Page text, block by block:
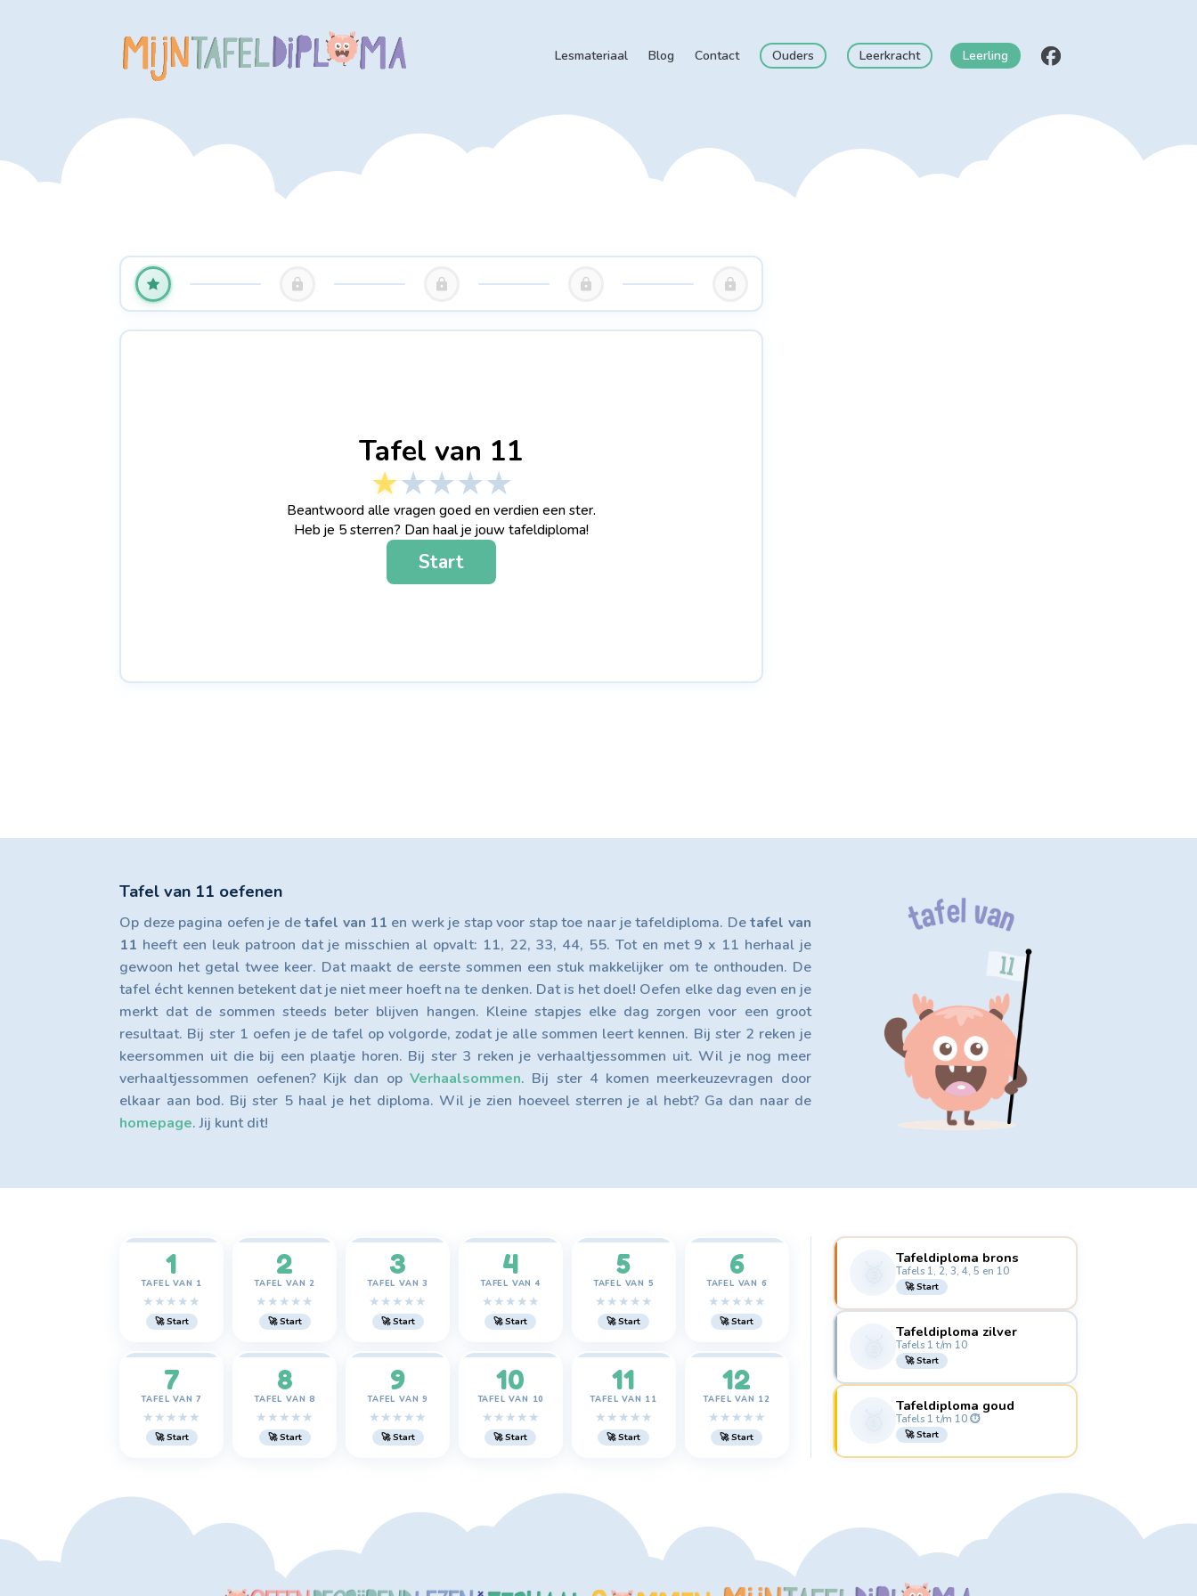
Lesmateriaal Blog Contact Ouders Leerkracht Leerling
Tafel van 11
★★★★★
Beantwoord alle vragen goed en verdien een ster.
Heb je 5 sterren? Dan haal je jouw tafeldiploma!
Start
Tafel van 11 oefenen
Op deze pagina oefen je detafel van 11 en werk je stap voor stap toe naar je tafeldiploma. Detafel van
11 heeft een leuk patroon dat je misschien al opvalt: 11, 22, 33, 44, 55. Tot en met 9 x 11 herhaal je
gewoon het getal twee keer. Dat maakt de eerste sommen een stuk makkelijker om te onthouden. De
tafel écht kennen betekent dat je niet meer hoeft na te denken. Dat is het doel! Oefen elke dag even en je
merkt dat de sommen steeds beter blijven hangen. Kleine stapjes elke dag zorgen voor een groot
resultaat. Bij ster 1 oefen je de tafel op volgorde, zodat je alle sommen leert kennen. Bij ster 2 reken je
keersommen uit die bij een plaatje horen. Bij ster 3 reken je verhaaltjessommen uit. Wil je nog meer
verhaaltjessommen oefenen? Kijk dan op Verhaalsommen. Bij ster 4 komen meerkeuzevragen door
elkaar aan bod. Bij ster 5 haal je het diploma. Wil je zien hoeveel sterren je al hebt? Ga dan naar de
homepage. Jij kunt dit!
1
TAFEL VAN 1
★ ★ ★ ★ ★
🚀 Start
2
TAFEL VAN 2
★ ★ ★ ★ ★
🚀 Start
3
TAFEL VAN 3
★ ★ ★ ★ ★
🚀 Start
4
TAFEL VAN 4
★ ★ ★ ★ ★
🚀 Start
5
TAFEL VAN 5
★ ★ ★ ★ ★
🚀 Start
6
TAFEL VAN 6
★ ★ ★ ★ ★
🚀 Start
7
TAFEL VAN 7
★ ★ ★ ★ ★
🚀 Start
8
TAFEL VAN 8
★ ★ ★ ★ ★
🚀 Start
9
TAFEL VAN 9
★ ★ ★ ★ ★
🚀 Start
10
TAFEL VAN 10
★ ★ ★ ★ ★
🚀 Start
11
TAFEL VAN 11
★ ★ ★ ★ ★
🚀 Start
12
TAFEL VAN 12
★ ★ ★ ★ ★
🚀 Start
Tafeldiploma brons
Tafels 1, 2, 3, 4, 5 en 10
🚀 Start
Tafeldiploma zilver
Tafels 1 t/m 10
🚀 Start
Tafeldiploma goud
Tafels 1 t/m 10 ⏱️
🚀 Start